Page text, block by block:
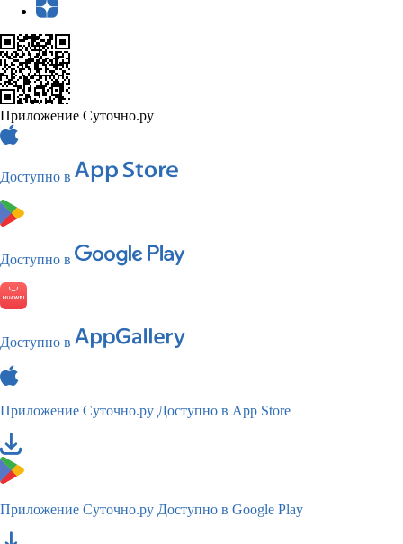
Приложение Суточно.ру
Доступно в
Доступно в
Доступно в
Приложение Суточно.ру Доступно в App Store
Приложение Суточно.ру Доступно в Google Play